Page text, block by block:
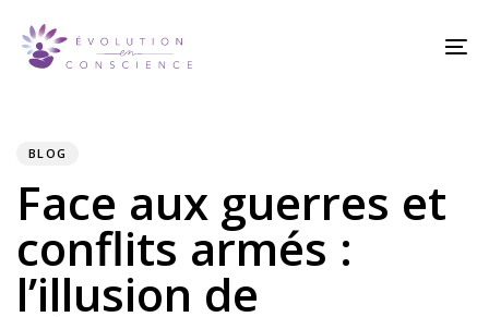
links to
content
BLOG
Face aux guerres et
conflits armés :
l’illusion de